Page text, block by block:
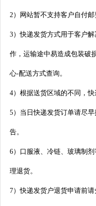
2）网站暂不支持客户自付
3）快递发货方式用于客户
作，运输途中易造成包装破
心-配送方式查询。
4）根据送货区域的不同，
5）当日快递发货订单请尽
告。
6） 口服液、冷链、 玻璃制
理退货。
7）快递发货户退货申请前